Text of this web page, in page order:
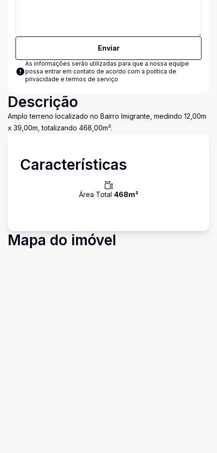
Enviar
As informações serão utilizadas para que a nossa equipe
possa entrar em contato de acordo com a política de
privacidade e termos de serviço
Descrição
Amplo terreno localizado no Bairro Imigrante, medindo 12,00m
x 39,00m, totalizando 468,00m².
Características
Área Total 468m²
Mapa do imóvel